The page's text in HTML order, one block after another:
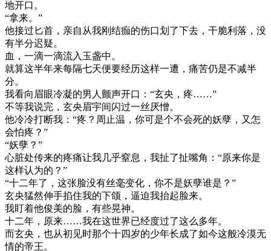
地开口。
“拿来。”
他接过匕首，亲自从我刚结痂的伤口划了下去，干脆利落，没
有半分迟疑。
血，一滴一滴流入玉盏中。
就算这半年来每隔七天便要经历这样一遭，痛苦仍是不减半
分。
我看向眉眼冷凝的男人颤声开口：“玄央，疼……”
不等我说完，玄央眉宇间闪过一丝厌憎。
他冷冷打断我：“疼？周止温，你可是个不会死的妖孽，又怎
会怕疼？”
“妖孽？”
心脏处传来的疼痛让我几乎窒息，我扯了扯嘴角：“原来你是
这样认为的？”
“十二年了，这张脸没有丝毫变化，你不是妖孽谁是？”
玄央猛然伸手掐住我的下颌，逼迫我抬起脸来。
我盯着他俊美的脸，有些晃神。
十二年，原来……我在这世界已经度过了这么多年。
而玄央，也从初见时那个十四岁的少年长成了如今这般冷漠无
情的帝王。